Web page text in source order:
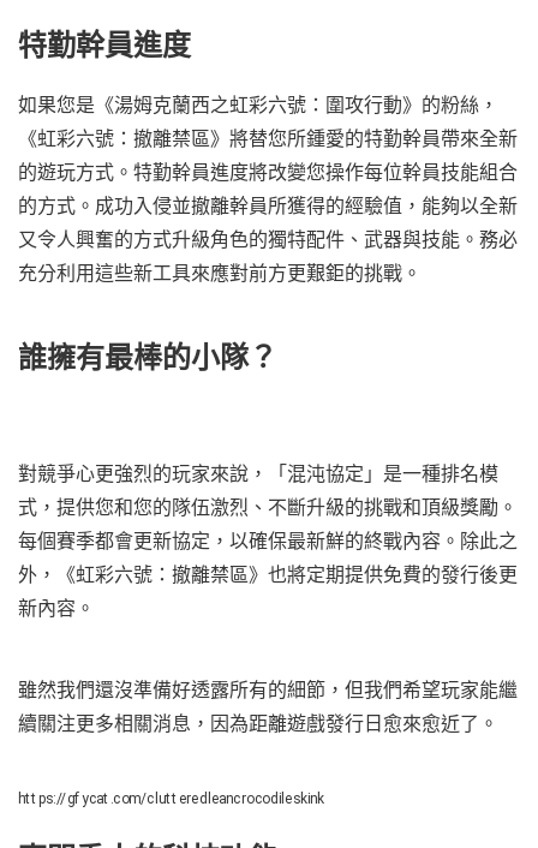
特勤幹員進度
如果您是《湯姆克蘭西之虹彩六號：圍攻行動》的粉絲，
《虹彩六號：撤離禁區》將替您所鍾愛的特勤幹員帶來全新
的遊玩方式。特勤幹員進度將改變您操作每位幹員技能組合
的方式。成功入侵並撤離幹員所獲得的經驗值，能夠以全新
又令人興奮的方式升級角色的獨特配件、武器與技能。務必
充分利用這些新工具來應對前方更艱鉅的挑戰。
誰擁有最棒的小隊？
對競爭心更強烈的玩家來說，「混沌協定」是一種排名模
式，提供您和您的隊伍激烈、不斷升級的挑戰和頂級獎勵。
每個賽季都會更新協定，以確保最新鮮的終戰內容。除此之
外，《虹彩六號：撤離禁區》也將定期提供免費的發行後更
新內容。
雖然我們還沒準備好透露所有的細節，但我們希望玩家能繼
續關注更多相關消息，因為距離遊戲發行日愈來愈近了。
https://gfycat.com/clutteredleancrocodileskink